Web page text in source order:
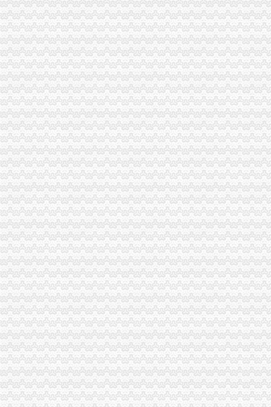
南川区出台实施意见大力发展微型企业
潼南局重庆分公司注销发挥合同监管职能大力发展订单农业助推农户万元增收
应对端高温天气 江北局构筑“五道防线”重庆税务注销加全市大食品批发市场食
全市重庆分公司注销7月份个体经济领域就业再就业工作况
潼南局推行九项制度构建农资市重庆代办公司场监管长效机制
忠县局注重“三大效应”重庆营业执照注销参加青年人才论坛活动取得实效
巴南局发挥职能作用促进市重庆公司注销场主体发展成效明显